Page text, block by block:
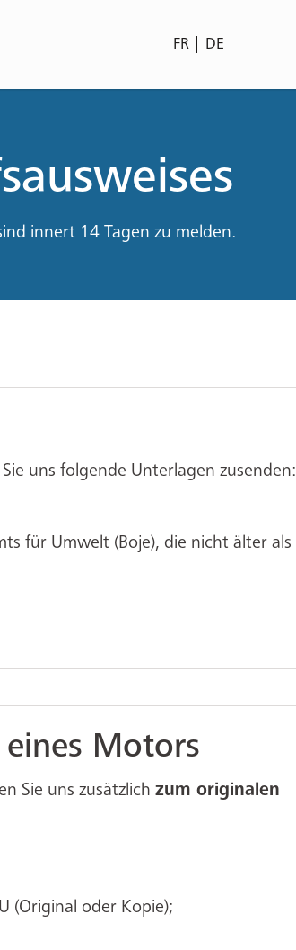
FR DE
innert 14 Tagen zu melden.
uns folgende Unterlagen zusenden:
für Umwelt (Boje), die nicht älter als
Motors
Sie uns zusätzlich zum originalen
(Original oder Kopie);